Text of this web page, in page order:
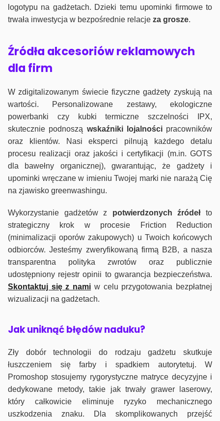
logotypu na gadżetach. Dzieki temu upominki firmowe to
trwała inwestycja w bezpośrednie relacje za grosze.
Źródła akcesoriów reklamowych
dla firm
W zdigitalizowanym świecie fizyczne gadżety zyskują na
wartości. Personalizowane zestawy, ekologiczne
powerbanki czy kubki termiczne szczelności IPX,
skutecznie podnoszą wskaźniki lojalnościpracowników
oraz klientów. Nasi eksperci pilnują każdego detalu
procesu realizacji oraz jakości i certyfikacji (m.in. GOTS
dla bawełny organicznej), gwarantując, że gadżety i
upominki wręczane w imieniu Twojej marki nie narażą Cię
na zjawisko greenwashingu.
Wykorzystanie gadżetów z potwierdzonych źródełto
strategiczny krok w procesie Friction Reduction
(minimalizacji oporów zakupowych) u Twoich końcowych
odbiorców. Jesteśmy zweryfikowaną firmą B2B, a nasza
transparentna polityka zwrotów oraz publicznie
udostępniony rejestr opinii to gwarancja bezpieczeństwa.
Skontaktuj się z nami w celu przygotowania bezpłatnej
wizualizacji na gadżetach.
Jak uniknąć błędów naduku?
Zły dobór technologii do rodzaju gadżetu skutkuje
łuszczeniem się farby i spadkiem autorytetuj. W
Promoshop stosujemy rygorystyczne matryce decyzyjne i
dedykowane metody, takie jak trwały grawer laserowy,
który całkowicie eliminuje ryzyko mechanicznego
uszkodzenia znaku. Dla skomplikowanych przejść